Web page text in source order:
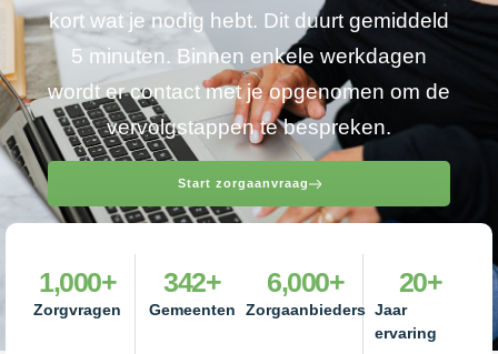
kort wat je nodig hebt. Dit duurt gemiddeld
5 minuten. Binnen enkele werkdagen
wordt er contact met je opgenomen om de
vervolgstappen te bespreken.
Start zorgaanvraag
Zorgvragen
1,000+
Gemeenten
342+
Zorgaanbieders
6,000+
Jaar
ervaring
20+